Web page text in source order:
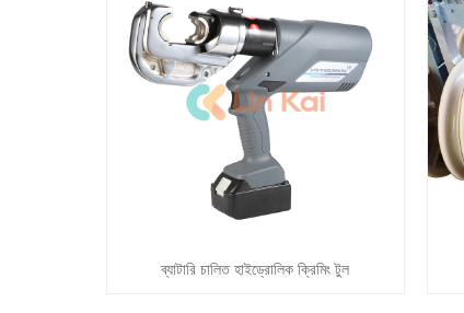
ব্যাটারি চালিত হাইড্রোলিক ক্রিমিং টুল